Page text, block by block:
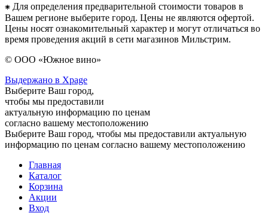
⁕ Для определения предварительной стоимости товаров в
Вашем регионе выберите город. Цены не являются офертой.
Цены носят ознакомительный характер и могут отличаться во
время проведения акций в сети магазинов Мильстрим.
© ООО «Южное вино»
Выдержано в Xpage
Выберите Ваш город,
чтобы мы предоставили
актуальную информацию по ценам
согласно вашему местоположению
Выберите Ваш город, чтобы мы предоставили актуальную
информацию по ценам согласно вашему местоположению
Главная
Каталог
Корзина
Акции
Вход